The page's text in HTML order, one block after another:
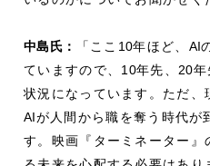
中島氏： 「ここ 10年ほど、 AI
ていますので、 10年先、 20年
状況になっています。ただ、
AIが人間から職を奪う時代が
す。映画『ターミネーター』